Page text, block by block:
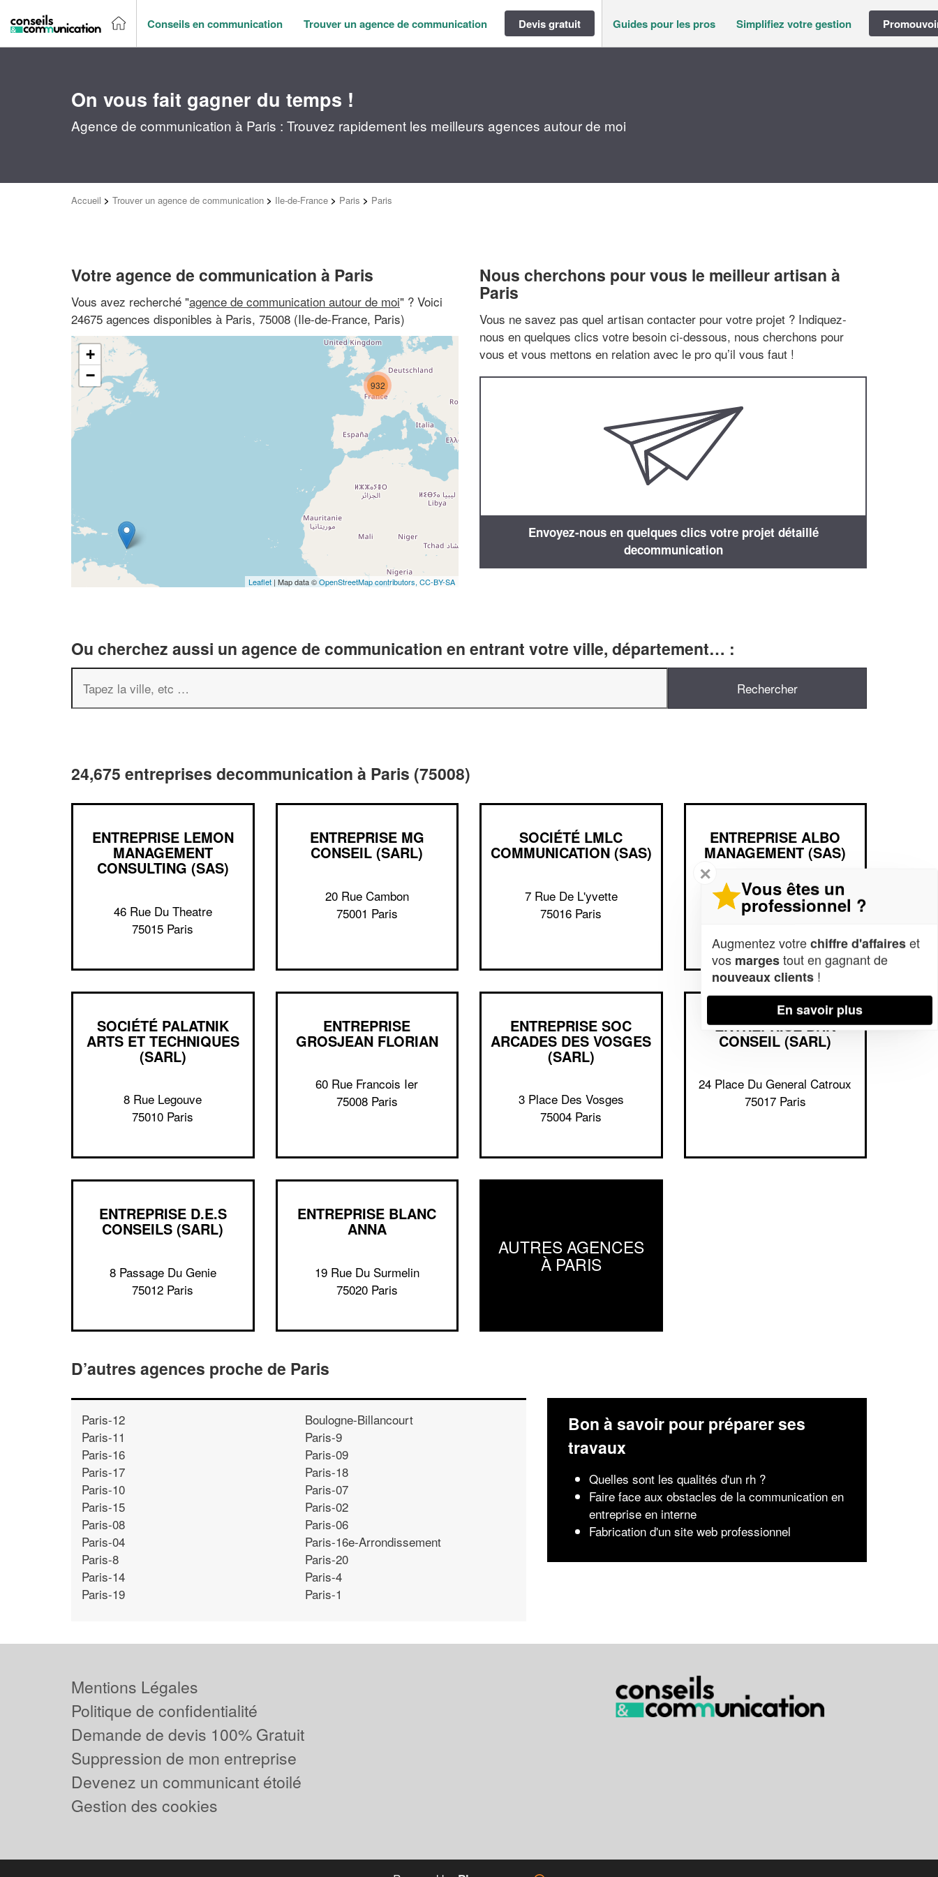
Conseils en communication Trouver un agence de communication Devis gratuit Guides pour les pros Simplifiez votre gestion
On vous fait gagner du temps !
Agence de communication à Paris : Trouvez rapidement les meilleurs agences autour de moi
Accueil > Trouver un agence de communication > Ile-de-France > Paris > Paris
Votre agence de communication à Paris
Vous avez recherché "agence de communication autour de moi" ? Voici
24675 agences disponibles à Paris, 75008 (Ile-de-France, Paris)
932
+
−
Leaflet | Map data ©OpenStreetMap contributors, CC-BY-SA
Nous cherchons pour vous le meilleur artisan à
Paris
Vous ne savez pas quel artisan contacter pour votre projet ? Indiquez-
nous en quelques clics votre besoin ci-dessous, nous cherchons pour
vous et vous mettons en relation avec le pro qu’il vous faut !
Envoyez-nous en quelques clics votre projet détaillé
decommunication
Ou cherchez aussi un agence de communication en entrant votre ville, département… :
24,675 entreprises decommunication à Paris (75008)
ENTREPRISE LEMON
MANAGEMENT
CONSULTING (SAS)
46 Rue Du Theatre
75015 Paris
ENTREPRISE MG
CONSEIL (SARL)
20 Rue Cambon
75001 Paris
SOCIÉTÉ LMLC
COMMUNICATION (SAS)
7 Rue De L'yvette
75016 Paris
ENTREPRISE ALBO
MANAGEMENT (SAS)
9 Rue De Tunis
75011 Paris
SOCIÉTÉ PALATNIK
ARTS ET TECHNIQUES
(SARL)
8 Rue Legouve
75010 Paris
ENTREPRISE
GROSJEAN FLORIAN
60 Rue Francois Ier
75008 Paris
ENTREPRISE SOC
ARCADES DES VOSGES
(SARL)
3 Place Des Vosges
75004 Paris
ENTREPRISE BHK
CONSEIL (SARL)
24 Place Du General Catroux
75017 Paris
ENTREPRISE D.E.S
CONSEILS (SARL)
8 Passage Du Genie
75012 Paris
ENTREPRISE BLANC
ANNA
19 Rue Du Surmelin
75020 Paris
AUTRES AGENCES
À PARIS
D’autres agences proche de Paris
Paris-12
Paris-11
Paris-16
Paris-17
Paris-10
Paris-15
Paris-08
Paris-04
Paris-8
Paris-14
Paris-19
Boulogne-Billancourt
Paris-9
Paris-09
Paris-18
Paris-07
Paris-02
Paris-06
Paris-16e-Arrondissement
Paris-20
Paris-4
Paris-1
Bon à savoir pour préparer ses
travaux
Quelles sont les qualités d'un rh ?
Faire face aux obstacles de la communication en
entreprise en interne
Fabrication d'un site web professionnel
✕
Vous êtes un
professionnel ?
Augmentez votrechiffre d'affaireset
vos margestout en gagnant de
nouveaux clients !
En savoir plus
Mentions Légales
Politique de confidentialité
Demande de devis 100% Gratuit
Suppression de mon entreprise
Devenez un communicant étoilé
Gestion des cookies